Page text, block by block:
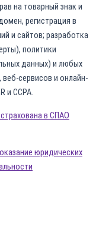
на товарный знак и
регистрация в
и сайтов; разработка
политики
данных) и любых
сервисов и онлайн-
и CCPA.
в СПАО
юридических